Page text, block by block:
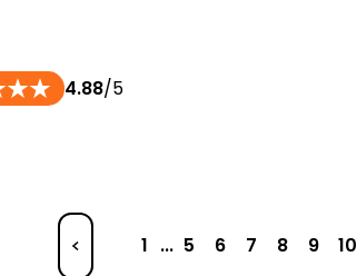
4.88/5
1 ... 5 6 7 8 9 10